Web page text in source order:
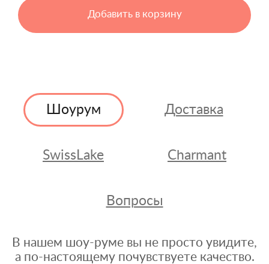
Добавить в корзину
Шоурум Доставка
SwissLake Charmant
Вопросы
В нашем шоу-руме вы не просто увидите,
а по-настоящему почувствуете качество.